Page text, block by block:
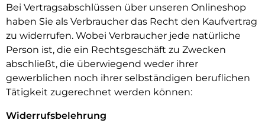
Bei Vertragsabschlüssen über unseren Onlineshop
haben Sie als Verbraucher das Recht den Kaufvertrag
zu widerrufen. Wobei Verbraucher jede natürliche
Person ist, die ein Rechtsgeschäft zu Zwecken
abschließt, die überwiegend weder ihrer
gewerblichen noch ihrer selbständigen beruflichen
Tätigkeit zugerechnet werden können:
Widerrufsbelehrung